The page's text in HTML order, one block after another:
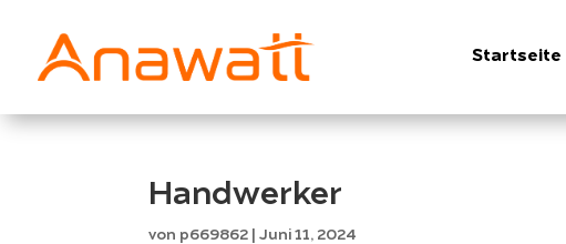
Startseite
Handwerker
von p669862 |Juni 11, 2024